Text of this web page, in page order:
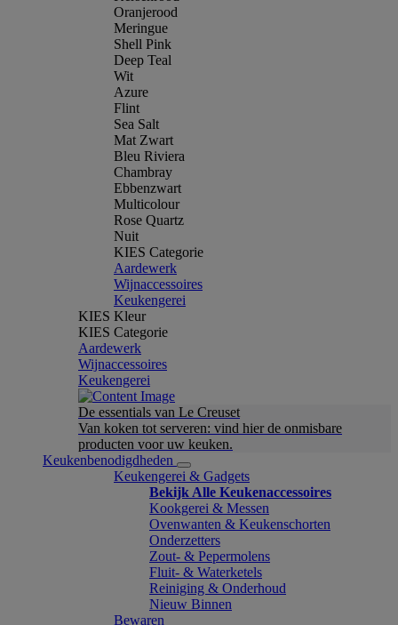
Oranjerood
Meringue
Shell Pink
Deep Teal
Wit
Azure
Flint
Sea Salt
Mat Zwart
Bleu Riviera
Chambray
Ebbenzwart
Multicolour
Rose Quartz
Nuit
KIES Categorie
Aardewerk
Wijnaccessoires
Keukengerei
KIES Kleur
KIES Categorie
Aardewerk
Wijnaccessoires
Keukengerei
De essentials van Le Creuset
Van koken tot serveren: vind hier de onmisbare
producten voor uw keuken.
Keukenbenodigdheden
Keukengerei & Gadgets
Bekijk Alle Keukenaccessoires
Kookgerei & Messen
Ovenwanten & Keukenschorten
Onderzetters
Zout- & Pepermolens
Fluit- & Waterketels
Reiniging & Onderhoud
Nieuw Binnen
Bewaren